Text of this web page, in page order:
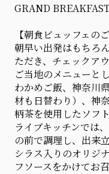
GRAND
【朝食ビュッフェの
朝早い出発はもちろ
ただき、チェックア
ご当地のメニューと
わかめご飯、神奈川
材も日替わり）、神
柄茶を使用したソフ
ライブキッチンでは
の前で調理し、出来
シラス入りのオリジ
フソースをかけてお